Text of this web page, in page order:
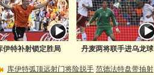
伊特补射锁定胜局 丹麦两将联手进乌龙球
库伊特弧顶远射门将险脱手 范德法特盘带抽射